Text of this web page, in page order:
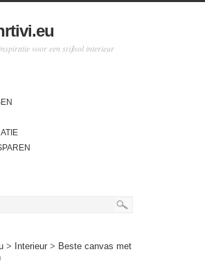
voor een stijlvol interieur
> Interieur > Beste canvas met